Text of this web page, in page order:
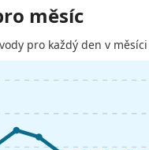
měsíc
pro každý den v